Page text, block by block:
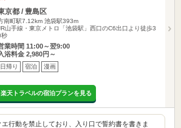
京都 / 豊島区
南町駅7.12km 池袋駅393m
山手線・東京メトロ「池袋駅」西口のC6出口より徒歩3
秒
業時間 11:00～翌9:00
浴料金 2,980円～
日帰り 宿泊 漫画
楽天トラベルの宿泊プランを見る
行動を禁止しており、入り口で誓約書を書きま